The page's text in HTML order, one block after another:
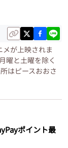
が上映されま
曜と土曜を除く
はピースおおさ
ポイント最